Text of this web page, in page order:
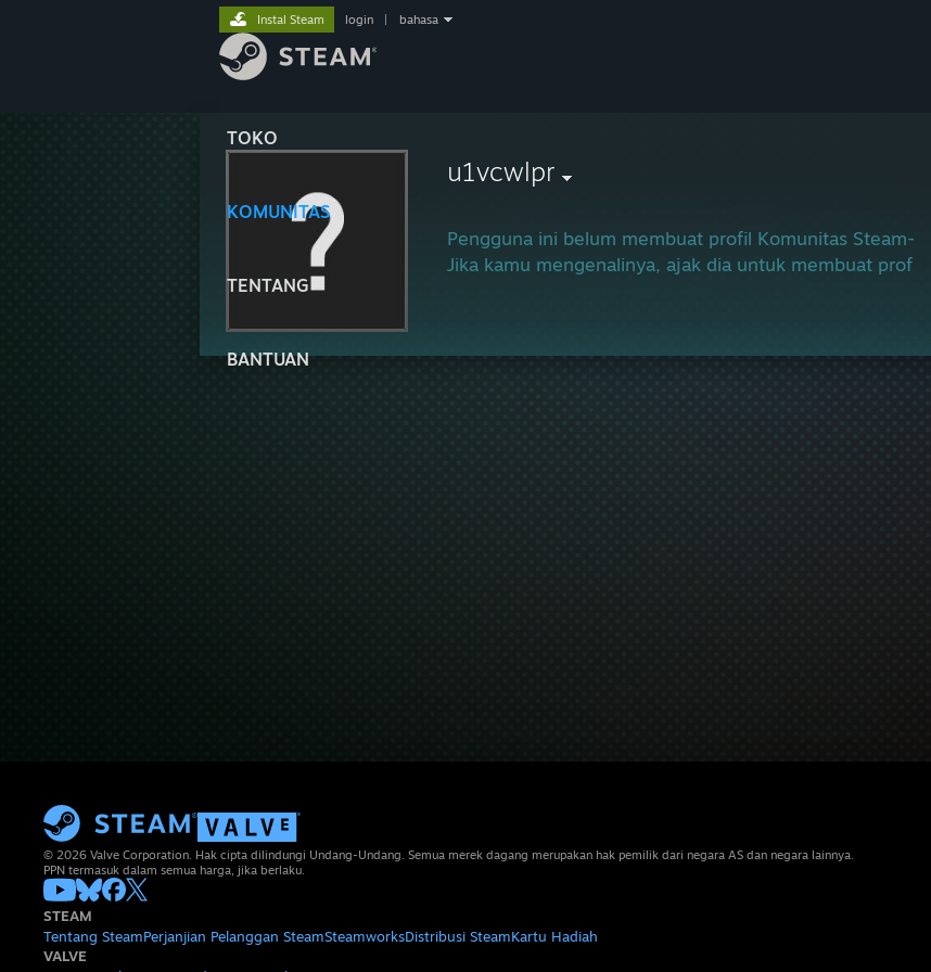
TOKO
KOMUNITAS
TENTANG
BANTUAN
Instal Steam login bahasa
u1vcwlpr
Pengguna ini belum membuat profil Komunitas Steam-
Jika kamu mengenalinya, ajak dia untuk membuat
© 2026 Valve Corporation. Hak cipta dilindungi Undang-Undang. Semua merek dagang merupakan hak pemilik dari negara AS dan negara lainnya.
PPN termasuk dalam semua harga, jika berlaku.
STEAM
Tentang SteamPerjanjian Pelanggan SteamSteamworksDistribusi SteamKartu Hadiah
VALVE